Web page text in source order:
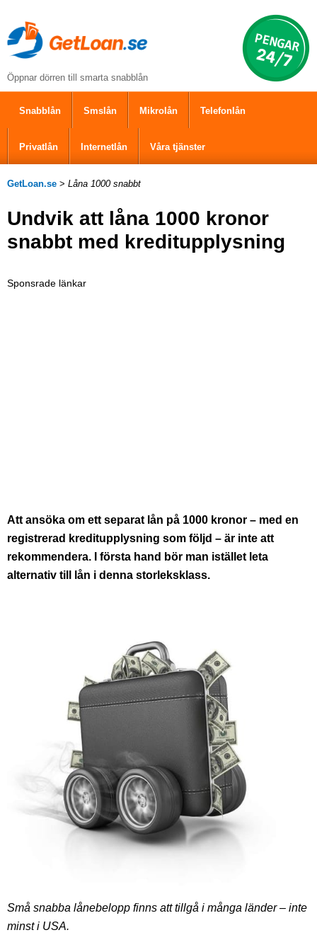
Öppnar dörren till smarta snabblån
Snabblån Smslån Mikrolån Telefonlån
Privatlån Internetlån Våra tjänster
GetLoan.se > Låna 1000 snabbt
Undvik att låna 1000 kronor
snabbt med kreditupplysning
Sponsrade länkar
Att ansöka om ett separat lån på 1000 kronor – med en
registrerad kreditupplysning som följd – är inte att
rekommendera. I första hand bör man istället leta
alternativ till lån i denna storleksklass.
Små snabba lånebelopp finns att tillgå i många länder – inte
minst i USA.